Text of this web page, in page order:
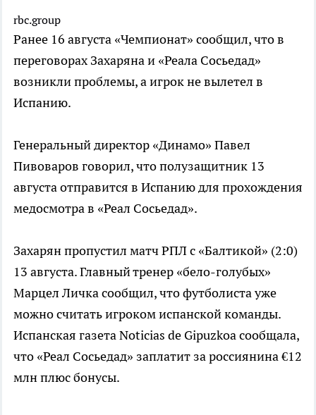
rbc.group
Ранее 16 августа «Чемпионат» сообщил, что в
переговорах Захаряна и «Реала Сосьедад»
возникли проблемы, а игрок не вылетел в
Испанию.
Генеральный директор «Динамо» Павел
Пивоваров говорил, что полузащитник 13
августа отправится в Испанию для прохождения
медосмотра в «Реал Сосьедад».
Захарян пропустил матч РПЛ с «Балтикой» (2:0)
13 августа. Главный тренер «бело-голубых»
Марцел Личка сообщил, что футболиста уже
можно считать игроком испанской команды.
Испанская газета Noticias de Gipuzkoa сообщала,
что «Реал Сосьедад» заплатит за россиянина €12
млн плюс бонусы.